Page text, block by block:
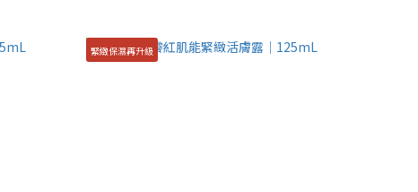
緊緻保濕再升級